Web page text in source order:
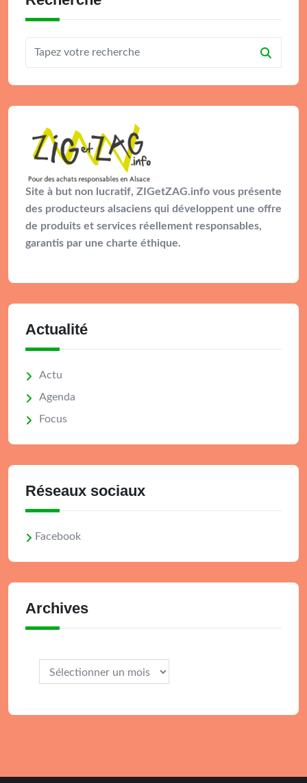
Site à but non lucratif, ZIGetZAG.info vous présente
des producteurs alsaciens qui développent une offre
de produits et services réellement responsables,
garantis par une charte éthique.
Actualité
Actu
Agenda
Focus
Réseaux sociaux
Facebook
Archives